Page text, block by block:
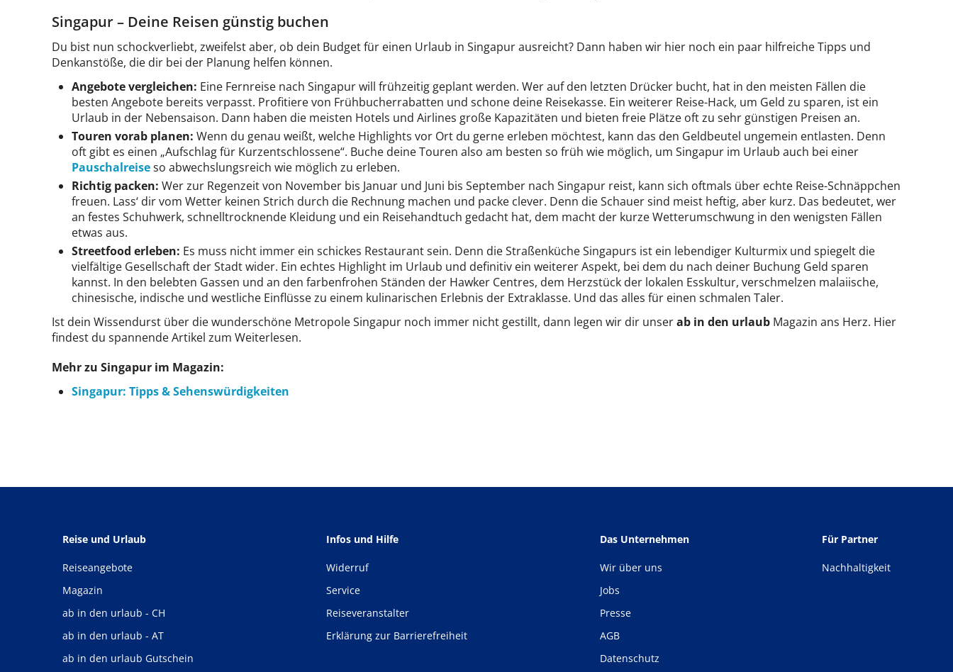
Singapur – Deine Reisen günstig buchen
Du bist nun schockverliebt, zweifelst aber, ob dein Budget für einen Urlaub in Singapur ausreicht? Dann haben wir hier noch ein paar hilfreiche Tipps und
Denkanstöße, die dir bei der Planung helfen können.
Angebote vergleichen: Eine Fernreise nach Singapur will frühzeitig geplant werden. Wer auf den letzten Drücker bucht, hat in den meisten Fällen die
besten Angebote bereits verpasst. Profitiere von Frühbucherrabatten und schone deine Reisekasse. Ein weiterer Reise-Hack, um Geld zu sparen, ist ein
Urlaub in der Nebensaison. Dann haben die meisten Hotels und Airlines große Kapazitäten und bieten freie Plätze oft zu sehr günstigen Preisen an.
Touren vorab planen: Wenn du genau weißt, welche Highlights vor Ort du gerne erleben möchtest, kann das den Geldbeutel ungemein entlasten. Denn
oft gibt es einen „Aufschlag für Kurzentschlossene“. Buche deine Touren also am besten so früh wie möglich, um Singapur im Urlaub auch bei einer
Pauschalreiseso abwechslungsreich wie möglich zu erleben.
Richtig packen: Wer zur Regenzeit von November bis Januar und Juni bis September nach Singapur reist, kann sich oftmals über echte Reise-Schnäppchen
freuen. Lass‘ dir vom Wetter keinen Strich durch die Rechnung machen und packe clever. Denn die Schauer sind meist heftig, aber kurz. Das bedeutet, wer
an festes Schuhwerk, schnelltrocknende Kleidung und ein Reisehandtuch gedacht hat, dem macht der kurze Wetterumschwung in den wenigsten Fällen
etwas aus.
Streetfood erleben: Es muss nicht immer ein schickes Restaurant sein. Denn die Straßenküche Singapurs ist ein lebendiger Kulturmix und spiegelt die
vielfältige Gesellschaft der Stadt wider. Ein echtes Highlight im Urlaub und definitiv ein weiterer Aspekt, bei dem du nach deiner Buchung Geld sparen
kannst. In den belebten Gassen und an den farbenfrohen Ständen der Hawker Centres, dem Herzstück der lokalen Esskultur, verschmelzen malaiische,
chinesische, indische und westliche Einflüsse zu einem kulinarischen Erlebnis der Extraklasse. Und das alles für einen schmalen Taler.
Ist dein Wissendurst über die wunderschöne Metropole Singapur noch immer nicht gestillt, dann legen wir dir unserab in den urlaub Magazin ans Herz. Hier
findest du spannende Artikel zum Weiterlesen.
Mehr zu Singapur im Magazin:
Singapur: Tipps & Sehenswürdigkeiten
Reise und Urlaub
Reiseangebote
Magazin
ab in den urlaub - CH
ab in den urlaub - AT
ab in den urlaub Gutschein
Infos und Hilfe
Widerruf
Service
Reiseveranstalter
Erklärung zur Barrierefreiheit
Das Unternehmen
Wir über uns
Jobs
Presse
AGB
Datenschutz
Für Partner
Nachhaltigkeit